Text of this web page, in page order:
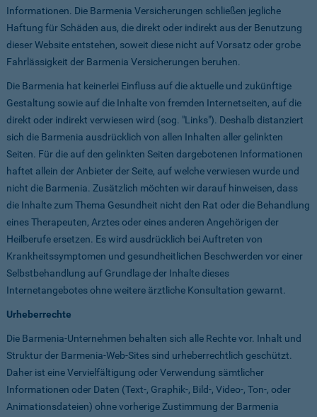
Informationen. Die Barmenia Versicherungen schließen jegliche
Haftung für Schäden aus, die direkt oder indirekt aus der Benutzung
dieser Website entstehen, soweit diese nicht auf Vorsatz oder grobe
Fahrlässigkeit der Barmenia Versicherungen beruhen.
Die Barmenia hat keinerlei Einfluss auf die aktuelle und zukünftige
Gestaltung sowie auf die Inhalte von fremden Internetseiten, auf die
direkt oder indirekt verwiesen wird (sog. "Links"). Deshalb distanziert
sich die Barmenia ausdrücklich von allen Inhalten aller gelinkten
Seiten. Für die auf den gelinkten Seiten dargebotenen Informationen
haftet allein der Anbieter der Seite, auf welche verwiesen wurde und
nicht die Barmenia. Zusätzlich möchten wir darauf hinweisen, dass
die Inhalte zum Thema Gesundheit nicht den Rat oder die Behandlung
eines Therapeuten, Arztes oder eines anderen Angehörigen der
Heilberufe ersetzen. Es wird ausdrücklich bei Auftreten von
Krankheitssymptomen und gesundheitlichen Beschwerden vor einer
Selbstbehandlung auf Grundlage der Inhalte dieses
Internetangebotes ohne weitere ärztliche Konsultation gewarnt.
Urheberrechte
Die Barmenia-Unternehmen behalten sich alle Rechte vor. Inhalt und
Struktur der Barmenia-Web-Sites sind urheberrechtlich geschützt.
Daher ist eine Vervielfältigung oder Verwendung sämtlicher
Informationen oder Daten (Text-, Graphik-, Bild-, Video-, Ton-, oder
Animationsdateien) ohne vorherige Zustimmung der Barmenia